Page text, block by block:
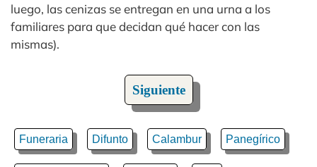
luego, las cenizas se entregan en una urna a los
familiares para que decidan qué hacer con las
mismas).
Siguiente
Funeraria Difunto Calambur Panegírico